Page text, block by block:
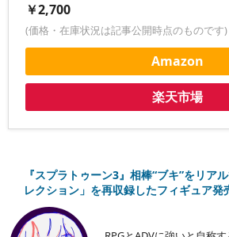
￥2,700
(価格・在庫状況は記事公開時点のものです)
Amazon
楽天市場
『スプラトゥーン3』相棒“ブキ”をリア
レクション」を再収録したフィギュア発